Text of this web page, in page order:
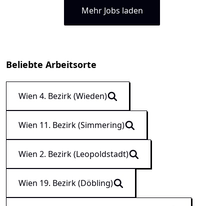
Mehr Jobs laden
Beliebte Arbeitsorte
Wien 4. Bezirk (Wieden)
Wien 11. Bezirk (Simmering)
Wien 2. Bezirk (Leopoldstadt)
Wien 19. Bezirk (Döbling)